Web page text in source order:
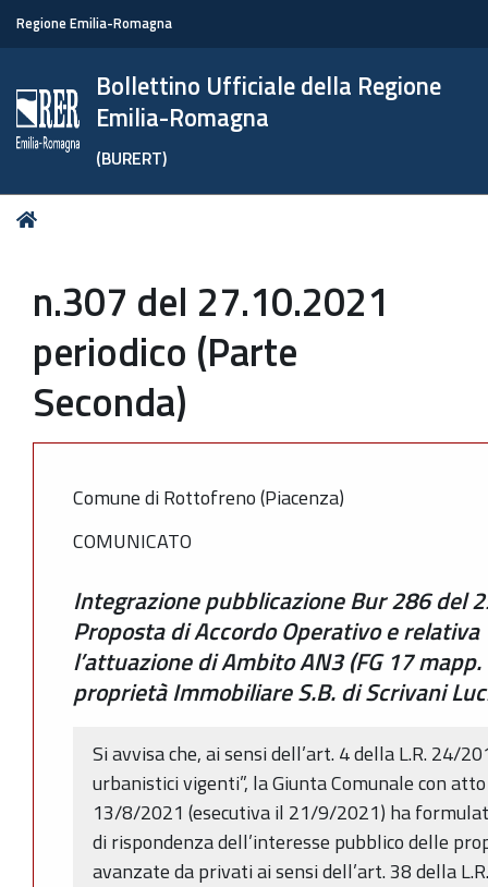
Regione Emilia-Romagna
Bollettino Ufficiale della Regione
Emilia-Romagna
(BURERT)
Tu
n.307 del 27.10.2021
periodico (Parte
Seconda)
Comune di Rottofreno (Piacenza)
COMUNICATO
Integrazione pubblicazione Bur 286 del
Proposta di Accordo Operativo e relativa
l’attuazione di Ambito AN3 (FG 17
proprietà Immobiliare S.B. di Scrivani
Si avvisa che, ai sensi dell’art. 4 della L.R. 24/
urbanistici vigenti”, la Giunta Comunale con
13/8/2021 (esecutiva il 21/9/2021) ha
di rispondenza dell’interesse pubblico delle
avanzate da privati ai sensi dell’art. 38 della